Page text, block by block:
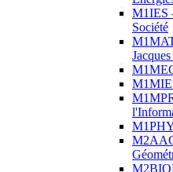
M1IES
Société
M1MIE